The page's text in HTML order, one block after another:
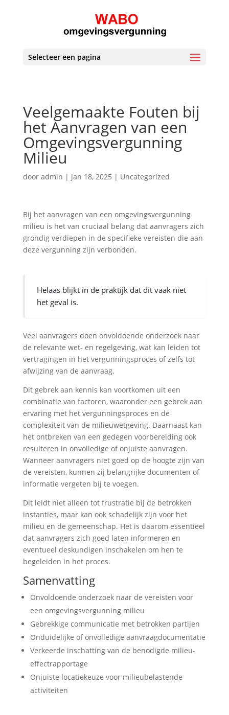
Selecteer een pagina
Veelgemaakte Fouten bij
het Aanvragen van een
Omgevingsvergunning
Milieu
door admin | jan 18, 2025 | Uncategorized
Bij het aanvragen van een omgevingsvergunning
milieu is het van cruciaal belang dat aanvragers zich
grondig verdiepen in de specifieke vereisten die aan
deze vergunning zijn verbonden.
Helaas blijkt in de praktijk dat dit vaak niet
het geval is.
Veel aanvragers doen onvoldoende onderzoek naar
de relevante wet- en regelgeving, wat kan leiden tot
vertragingen in het vergunningsproces of zelfs tot
afwijzing van de aanvraag.
Dit gebrek aan kennis kan voortkomen uit een
combinatie van factoren, waaronder een gebrek aan
ervaring met het vergunningsproces en de
complexiteit van de milieuwetgeving. Daarnaast kan
het ontbreken van een gedegen voorbereiding ook
resulteren in onvolledige of onjuiste aanvragen.
Wanneer aanvragers niet goed op de hoogte zijn van
de vereisten, kunnen zij belangrijke documenten of
informatie vergeten bij te voegen.
Dit leidt niet alleen tot frustratie bij de betrokken
instanties, maar kan ook schadelijk zijn voor het
milieu en de gemeenschap. Het is daarom essentieel
dat aanvragers zich goed laten informeren en
eventueel deskundigen inschakelen om hen te
begeleiden in het proces.
Samenvatting
Onvoldoende onderzoek naar de vereisten voor
een omgevingsvergunning milieu
Gebrekkige communicatie met betrokken partijen
Onduidelijke of onvolledige aanvraagdocumentatie
Verkeerde inschatting van de benodigde milieu-
effectrapportage
Onjuiste locatiekeuze voor milieubelastende
activiteiten